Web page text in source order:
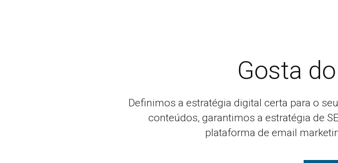
Gosta
Definimos a estratégia digital certa para o
conteúdos, garantimos a estratégia de
plataforma de email